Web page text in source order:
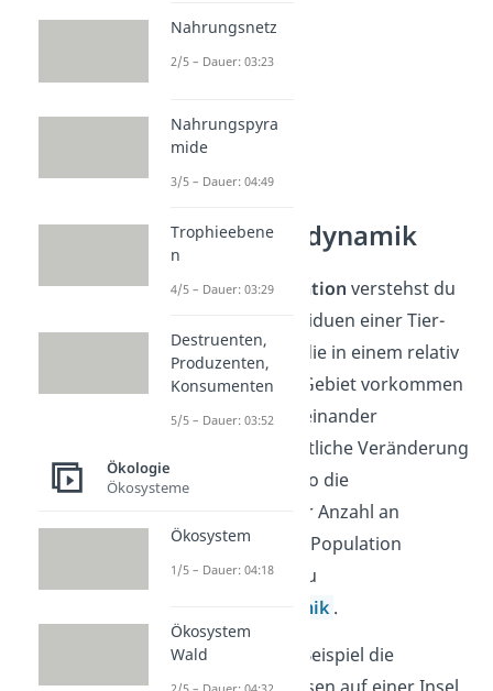
Populationsdynamik
Unter einerPopulation verstehst du
die Anzahl an Individuen einer Tier-
oder Pflanzenart, die in einem relativ
abgeschlossenen Gebiet vorkommen
und die sich untereinander
vermehren. Die zeitliche Veränderung
der Population, also die
Schwankungen der Anzahl an
Individuen, die zur Population
gehören, nennst du
Populationsdynamik .
Du könntest zum Beispiel die
Nahrungsnetz
2/5 – Dauer: 03:23
Nahrungspyra
mide
3/5 – Dauer: 04:49
Trophieebene
n
4/5 – Dauer: 03:29
Destruenten,
Produzenten,
Konsumenten
5/5 – Dauer: 03:52
Ökologie
Ökosysteme
Ökosystem
1/5 – Dauer: 04:18
Ökosystem
Wald